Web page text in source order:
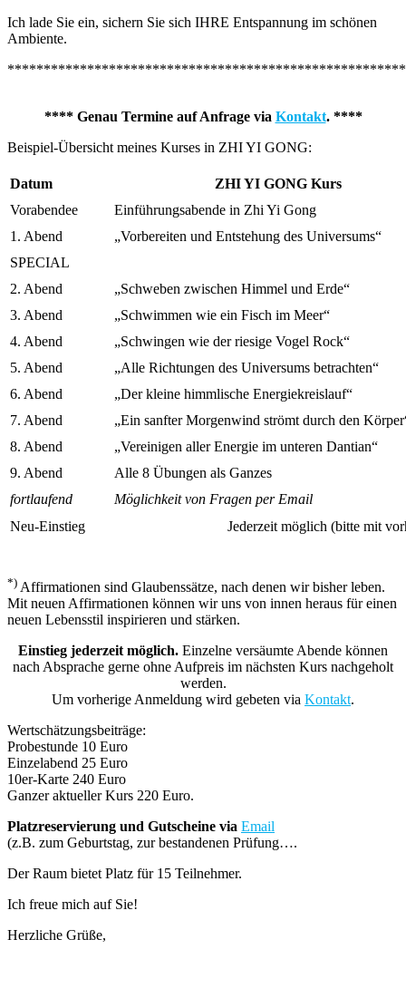
Ich lade Sie ein, sichern Sie sich IHRE Entspannung im schönen
Ambiente.
**** Genau Termine auf Anfrage via Kontakt. ****
Beispiel-Übersicht meines Kurses in ZHI YI GONG:
Datum
ZHI YI GONG Kurs
Vorabendee
Einführungsabende in Zhi Yi Gong
1. Abend
„Vorbereiten und Entstehung des Universums“
SPECIAL
2. Abend
„Schweben zwischen Himmel und Erde“
3. Abend
„Schwimmen wie ein Fisch im Meer“
4. Abend
„Schwingen wie der riesige Vogel Rock“
5. Abend
„Alle Richtungen des Universums betrachten“
6. Abend
„Der kleine himmlische Energiekreislauf“
7. Abend
„Ein sanfter Morgenwind strömt durch den
8. Abend
„Vereinigen aller Energie im unteren Dantian“
9. Abend
Alle 8 Übungen als Ganzes
fortlaufend
Möglichkeit von Fragen per Email
Neu-Einstieg
Jederzeit möglich (bitte mit
*) Affirmationen sind Glaubenssätze, nach denen wir bisher leben.
Mit neuen Affirmationen können wir uns von innen heraus für einen
neuen Lebensstil inspirieren und stärken.
Einstieg jederzeit möglich. Einzelne versäumte Abende können
nach Absprache gerne ohne Aufpreis im nächsten Kurs nachgeholt
werden.
Um vorherige Anmeldung wird gebeten via Kontakt.
Wertschätzungsbeiträge:
Probestunde 10 Euro
Einzelabend 25 Euro
10er-Karte 240 Euro
Ganzer aktueller Kurs 220 Euro.
Platzreservierung und Gutscheine via Email
(z.B. zum Geburtstag, zur bestandenen Prüfung….
Der Raum bietet Platz für 15 Teilnehmer.
Ich freue mich auf Sie!
Herzliche Grüße,